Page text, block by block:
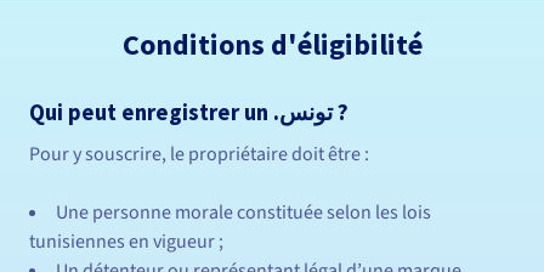
Conditions d'éligibilité
Qui peut enregistrer un .تونس ?
Pour y souscrire, le propriétaire doit être :
Une personne morale constituée selon les lois
tunisiennes en vigueur ;